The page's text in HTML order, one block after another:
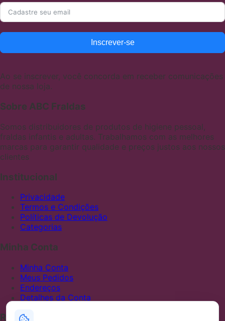
Inscrever-se
Ao se inscrever, você concorda em receber comunicações
de nossa loja.
Sobre ABC Fraldas
Somos distribuidores de produtos de higiene pessoal,
fraldas infantis e adultas. Trabalhamos com as melhores
marcas para garantir qualidade e preços justos aos nossos
clientes
Institucional
Privacidade
Termos e Condições
Políticas de Devolução
Categorias
Minha Conta
Minha Conta
Meus Pedidos
Endereços
Detalhes da Conta
Redes Sociais